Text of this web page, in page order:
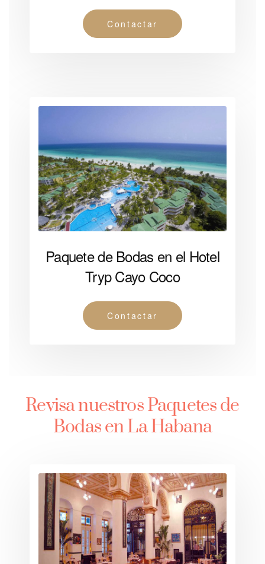
Contactar
Paquete de Bodas en el Hotel
Tryp Cayo Coco
Contactar
Revisa nuestros Paquetes de
Bodas en La Habana